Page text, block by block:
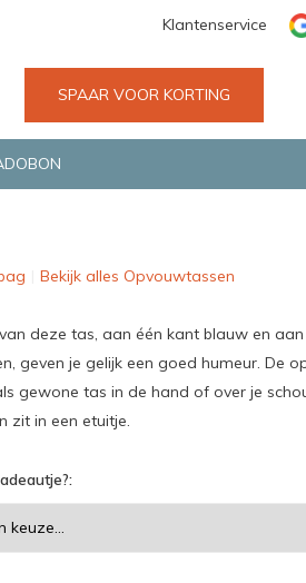
en snelle bezorging door o.a.
Klantenservice
SPAAR VOOR KORTING
Bekijk alles Opvouwtassen
deze tas, aan één kant blauw en
geven je gelijk een goed humeur. De
gewone tas in de hand of over je
zit in een etuitje.